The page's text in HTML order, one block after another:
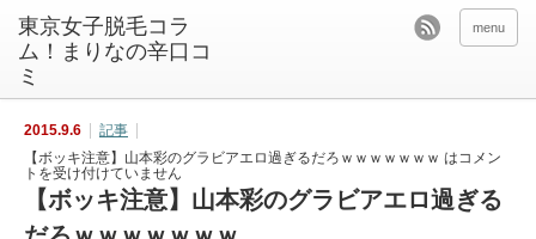
東京女子脱毛コラ
ム！まりなの辛口コ
ミ
menu
2015.9.6
記事
【ボッキ注意】山本彩のグラビアエロ過ぎるだろｗｗｗｗｗｗｗ はコメン
トを受け付けていません
【ボッキ注意】山本彩のグラビアエロ過ぎる